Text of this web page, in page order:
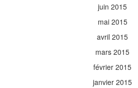
juin 2015
mai 2015
avril 2015
mars 2015
février 2015
janvier 2015